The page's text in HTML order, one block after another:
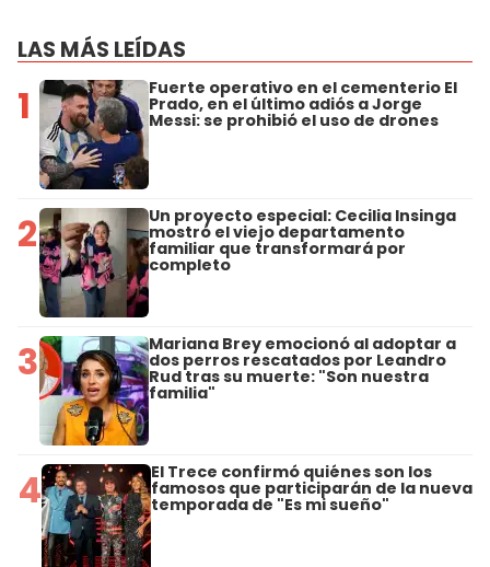
LAS MÁS LEÍDAS
1 Fuerte operativo en el cementerio El
Prado, en el último adiós a Jorge
Messi: se prohibió el uso de drones
2 Un proyecto especial: Cecilia Insinga
mostró el viejo departamento
familiar que transformará por
completo
3 Mariana Brey emocionó al adoptar a
dos perros rescatados por Leandro
Rud tras su muerte: "Son nuestra
familia"
4 El Trece confirmó quiénes son los
famosos que participarán de la nueva
temporada de "Es mi sueño"